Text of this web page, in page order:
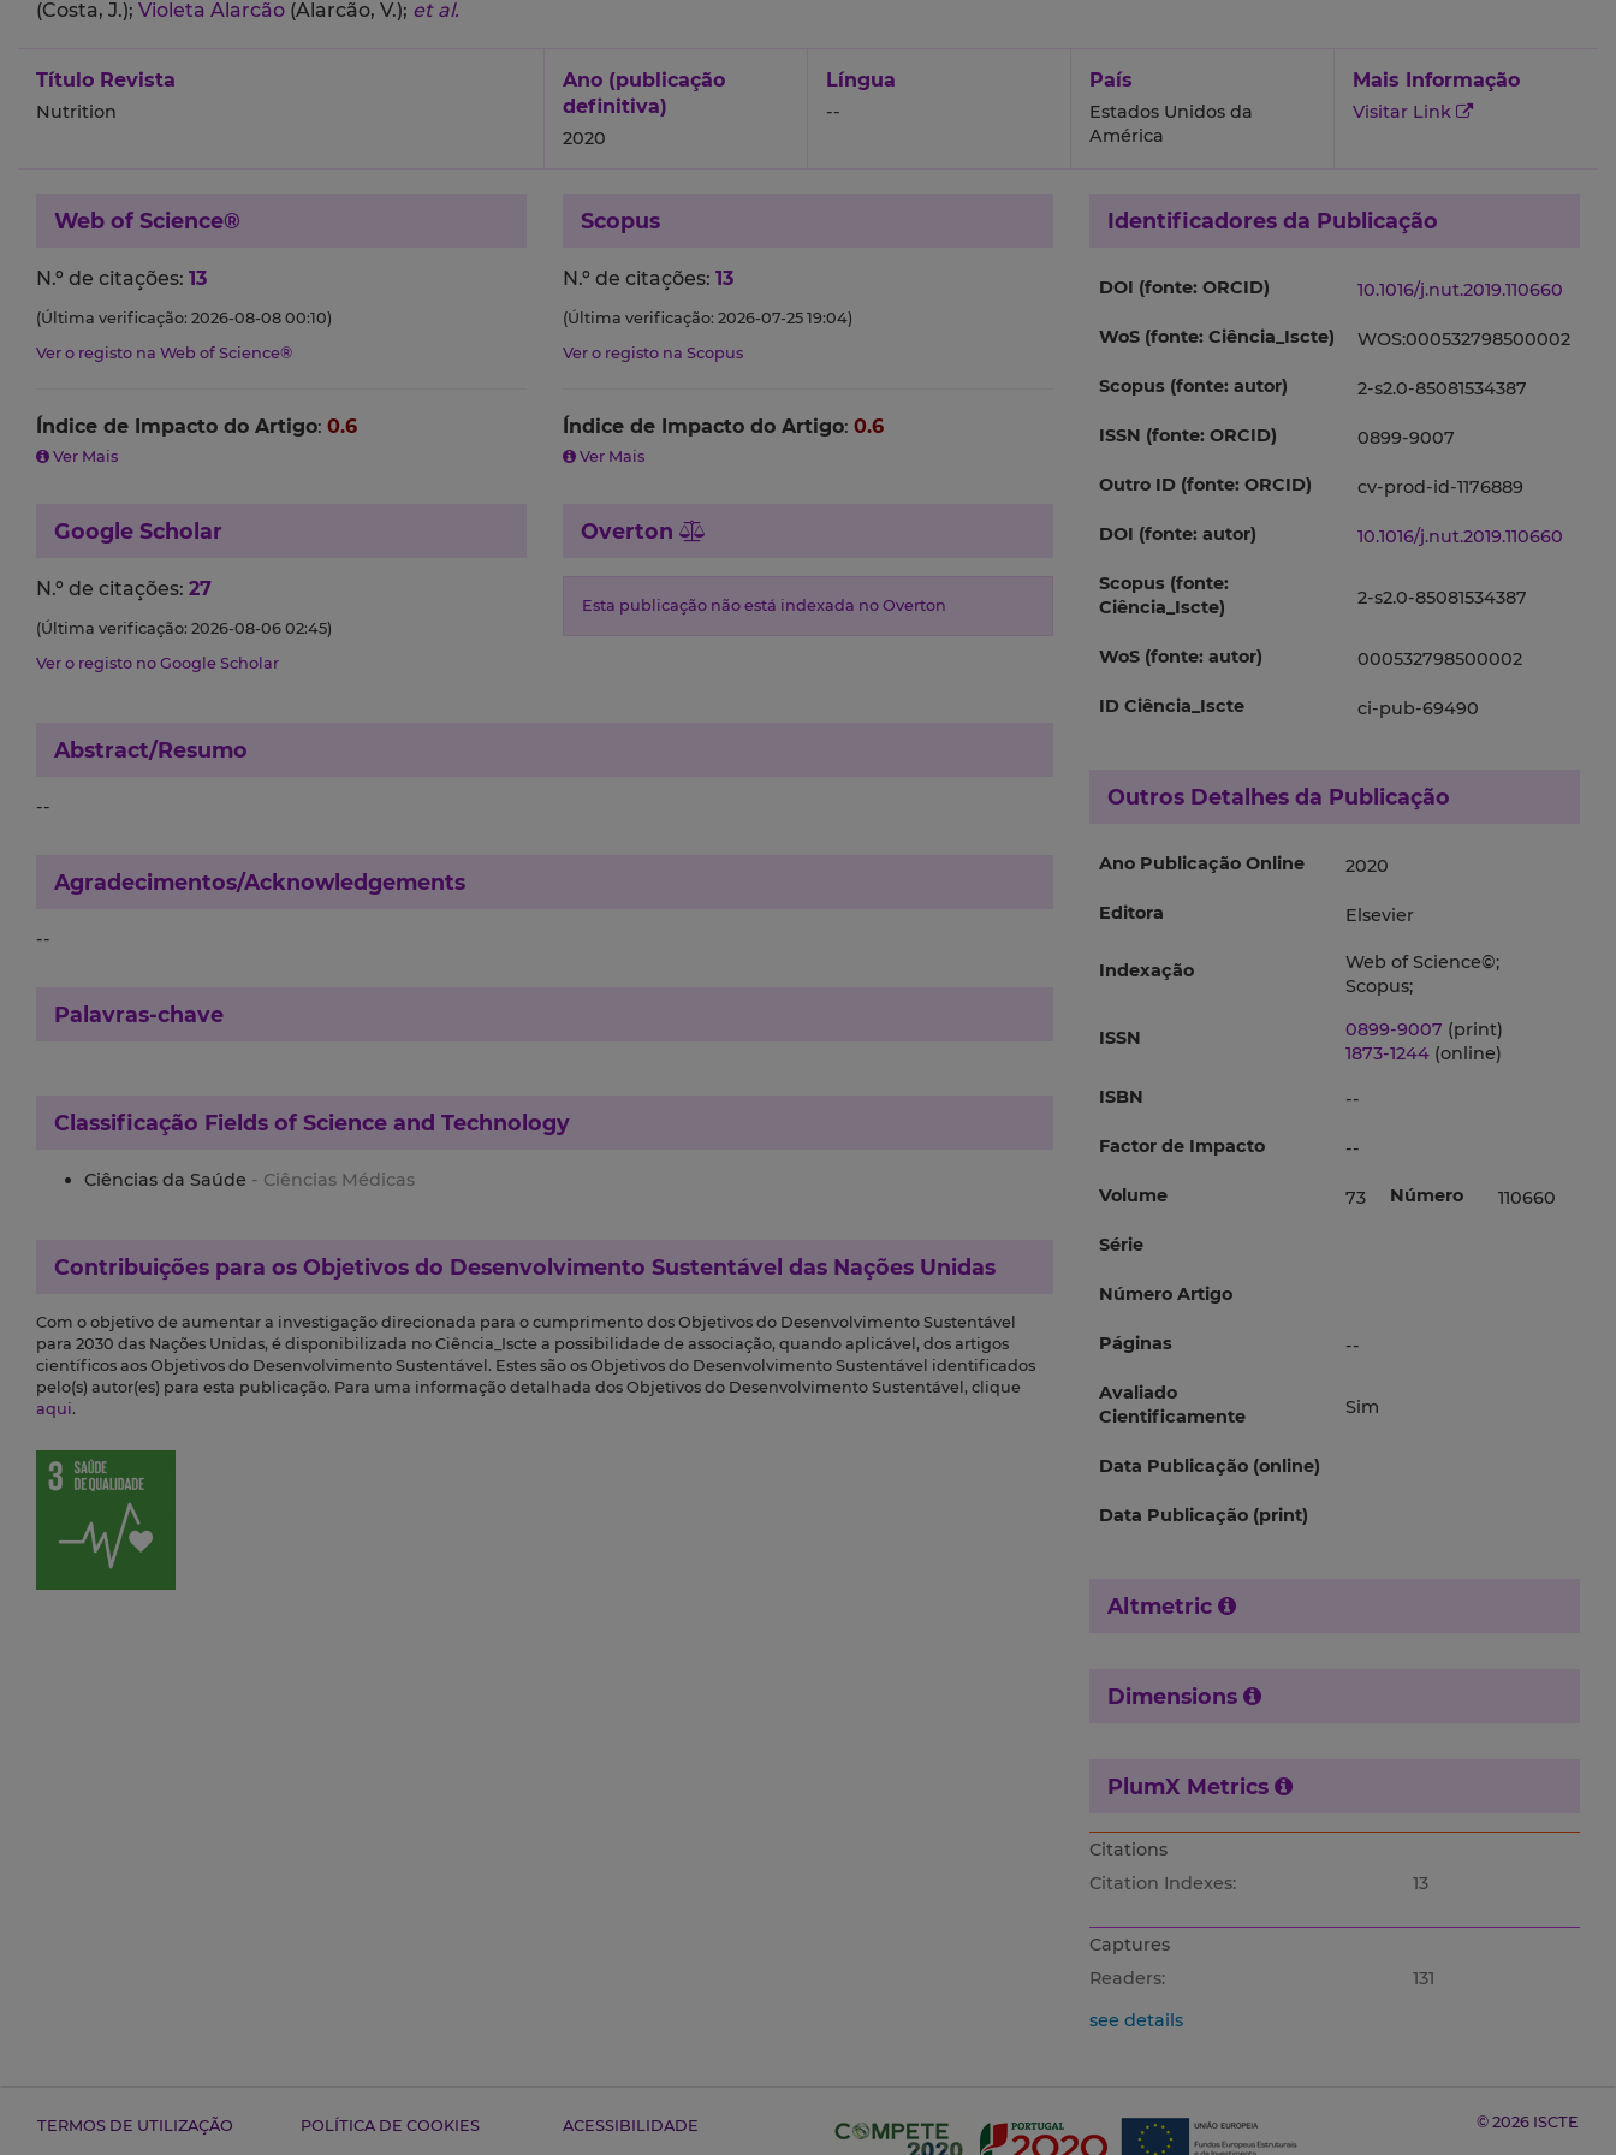
(Costa, J.); Violeta Alarcão (Alarcão, V.); et al.
Título Revista
Nutrition
Ano (publicação
definitiva)
2020
Língua
--
País
Estados Unidos da
América
Mais Informação
Visitar Link
Web of Science®
N.º de citações: 13
(Última verificação: 2026-08-08 00:10)
Ver o registo na Web of Science®
Índice de Impacto do Artigo: 0.6
Ver Mais
Scopus
N.º de citações: 13
(Última verificação: 2026-07-25 19:04)
Ver o registo na Scopus
Índice de Impacto do Artigo: 0.6
Ver Mais
Google Scholar
N.º de citações: 27
(Última verificação: 2026-08-06 02:45)
Ver o registo no Google Scholar
Overton
Esta publicação não está indexada no Overton
Abstract/Resumo
--
Agradecimentos/Acknowledgements
--
Palavras-chave
Classificação Fields of Science and Technology
Ciências da Saúde - Ciências Médicas
Contribuições para os Objetivos do Desenvolvimento Sustentável das Nações Unidas
Com o objetivo de aumentar a investigação direcionada para o cumprimento dos Objetivos do Desenvolvimento Sustentável
para 2030 das Nações Unidas, é disponibilizada no Ciência_Iscte a possibilidade de associação, quando aplicável, dos artigos
científicos aos Objetivos do Desenvolvimento Sustentável. Estes são os Objetivos do Desenvolvimento Sustentável identificados
pelo(s) autor(es) para esta publicação. Para uma informação detalhada dos Objetivos do Desenvolvimento Sustentável, clique
aqui.
Identificadores da Publicação
DOI (fonte: ORCID) 10.1016/j.nut.2019.110660
WoS (fonte: Ciência_Iscte) WOS:000532798500002
Scopus (fonte: autor) 2-s2.0-85081534387
ISSN (fonte: ORCID) 0899-9007
Outro ID (fonte: ORCID) cv-prod-id-1176889
DOI (fonte: autor) 10.1016/j.nut.2019.110660
Scopus (fonte:
Ciência_Iscte)
2-s2.0-85081534387
WoS (fonte: autor) 000532798500002
ID Ciência_Iscte ci-pub-69490
Outros Detalhes da Publicação
Ano Publicação Online 2020
Editora Elsevier
Indexação
Web of Science©;
Scopus;
ISSN 0899-9007 (print)
1873-1244 (online)
ISBN
--
Factor de Impacto --
Volume 73 Número 110660
Série
Número Artigo
Páginas --
Avaliado
Cientificamente
Sim
Data Publicação (online)
Data Publicação (print)
Altmetric
Dimensions
PlumX Metrics
Citations
Citation Indexes:
13
Captures
Readers:
131
see details
TERMOS DE UTILIZAÇÃO POLÍTICA DE COOKIES ACESSIBILIDADE © 2026 ISCTE